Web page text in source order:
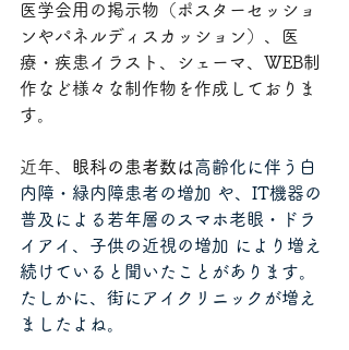
医学会用の掲示物（ポスターセッショ
ンやパネルディスカッション）、医
療・疾患イラスト、シェーマ、WEB制
作など様々な制作物を作成しておりま
す。
近年、 眼科の患者数は 高齢化に伴う白
内障・緑内障患者の増加 や、IT機器の
普及による若年層のスマホ老眼・ドラ
イアイ、子供の近視の増加 により増え
続けていると聞いたことがあります。
たしかに、街にアイクリニックが増え
ましたよね。